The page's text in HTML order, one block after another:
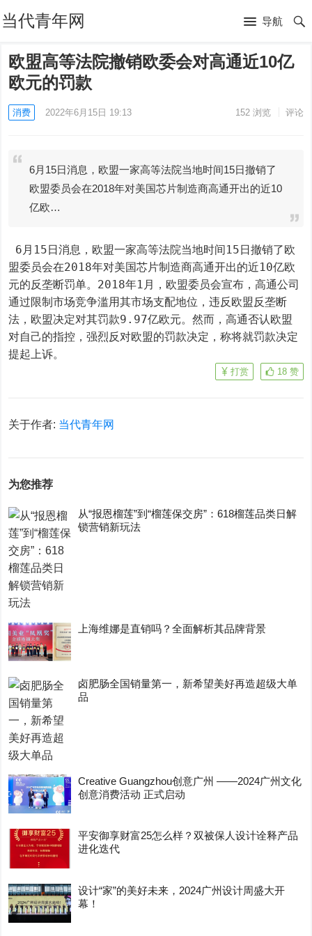
当代青年网 导航
欧盟高等法院撤销欧委会对高通近10亿
欧元的罚款
消费 2022年6月15日 19:13 152浏览 评论
6月15日消息，欧盟一家高等法院当地时间15日撤销了
欧盟委员会在2018年对美国芯片制造商高通开出的近10
亿欧…
盟委员会在2018年对美国芯片制造商高通开出的近10亿欧
元的反垄断罚单。2018年1月，欧盟委员会宣布，高通公司
通过限制市场竞争滥用其市场支配地位，违反欧盟反垄断
法，欧盟决定对其罚款9.97亿欧元。然而，高通否认欧盟
对自己的指控，强烈反对欧盟的罚款决定，称将就罚款决定
提起上诉。
18 赞
打赏
关于作者: 当代青年网
为您推荐
从“报恩榴莲”到“榴莲保交房”：618榴莲品类日解
锁营销新玩法
上海维娜是直销吗？全面解析其品牌背景
卤肥肠全国销量第一，新希望美好再造超级大单
品
Creative Guangzhou创意广州 ——2024广州文化
创意消费活动 正式启动
平安御享财富25怎么样？双被保人设计诠释产品
进化迭代
设计“家”的美好未来，2024广州设计周盛大开
幕！